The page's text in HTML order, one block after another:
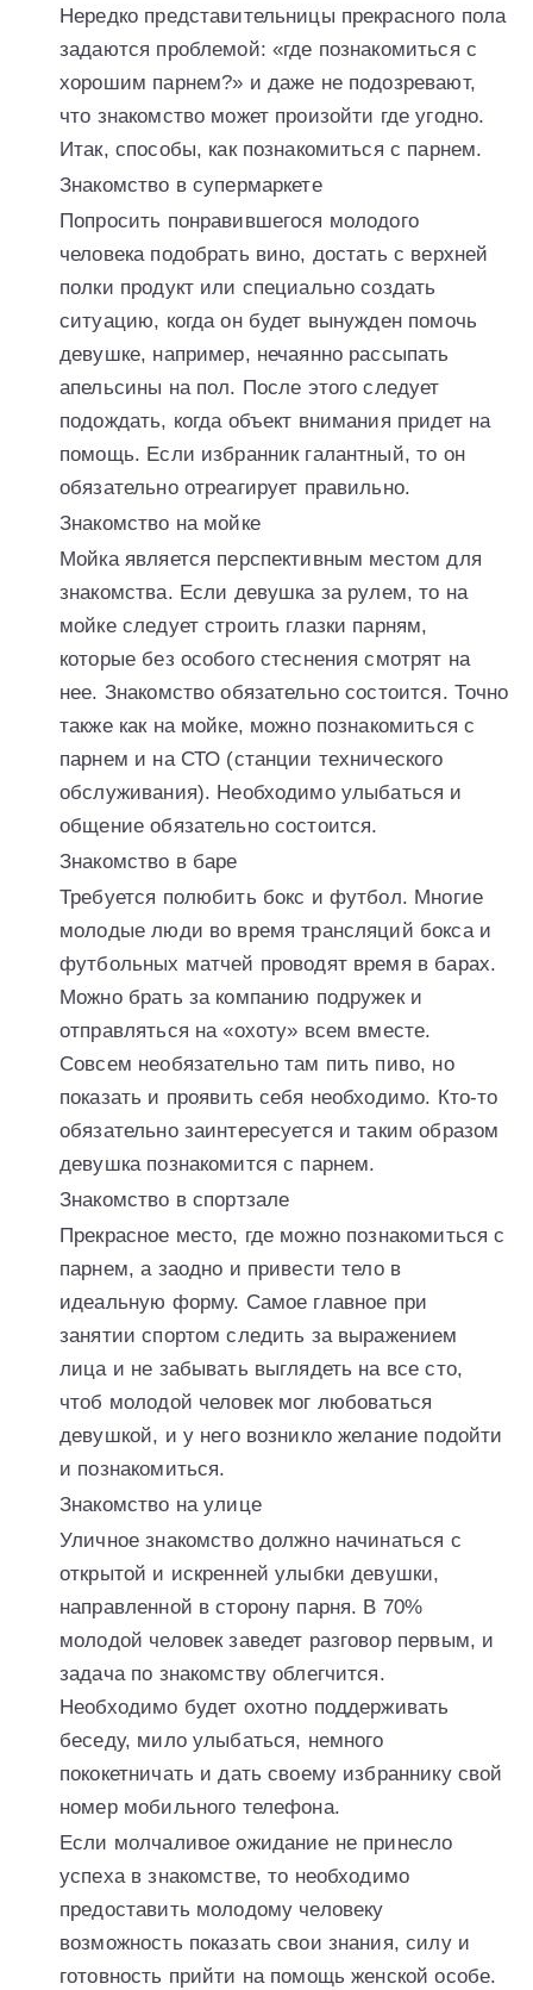
Нередко представительницы прекрасного пола
задаются проблемой: «где познакомиться с
хорошим парнем?» и даже не подозревают,
что знакомство может произойти где угодно.
Итак, способы, как познакомиться с парнем.
Знакомство в супермаркете
Попросить понравившегося молодого
человека подобрать вино, достать с верхней
полки продукт или специально создать
ситуацию, когда он будет вынужден помочь
девушке, например, нечаянно рассыпать
апельсины на пол. После этого следует
подождать, когда объект внимания придет на
помощь. Если избранник галантный, то он
обязательно отреагирует правильно.
Знакомство на мойке
Мойка является перспективным местом для
знакомства. Если девушка за рулем, то на
мойке следует строить глазки парням,
которые без особого стеснения смотрят на
нее. Знакомство обязательно состоится. Точно
также как на мойке, можно познакомиться с
парнем и на СТО (станции технического
обслуживания). Необходимо улыбаться и
общение обязательно состоится.
Знакомство в баре
Требуется полюбить бокс и футбол. Многие
молодые люди во время трансляций бокса и
футбольных матчей проводят время в барах.
Можно брать за компанию подружек и
отправляться на «охоту» всем вместе.
Совсем необязательно там пить пиво, но
показать и проявить себя необходимо. Кто-то
обязательно заинтересуется и таким образом
девушка познакомится с парнем.
Знакомство в спортзале
Прекрасное место, где можно познакомиться с
парнем, а заодно и привести тело в
идеальную форму. Самое главное при
занятии спортом следить за выражением
лица и не забывать выглядеть на все сто,
чтоб молодой человек мог любоваться
девушкой, и у него возникло желание подойти
и познакомиться.
Знакомство на улице
Уличное знакомство должно начинаться с
открытой и искренней улыбки девушки,
направленной в сторону парня. В 70%
молодой человек заведет разговор первым, и
задача по знакомству облегчится.
Необходимо будет охотно поддерживать
беседу, мило улыбаться, немного
пококетничать и дать своему избраннику свой
номер мобильного телефона.
Если молчаливое ожидание не принесло
успеха в знакомстве, то необходимо
предоставить молодому человеку
возможность показать свои знания, силу и
готовность прийти на помощь женской особе.